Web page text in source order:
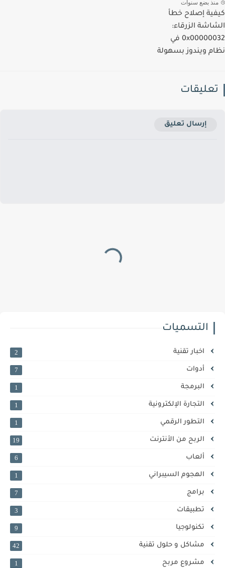
بضع سنوات
إصلاح خطأ
الزرقاء:
0x00000032 في
ويندوز بسهولة
إرسال تعليق
التسميات
اخبار تقنية
أدوات
البرمجة
التجارة الإلكترونية
التطور الرقمي
الربح من الأنترنت
ألعاب
الهجوم السيبراني
برامج
تطبيقات
تكنولوجيا
مشاكل و حلول تقنية
مشروع مربح